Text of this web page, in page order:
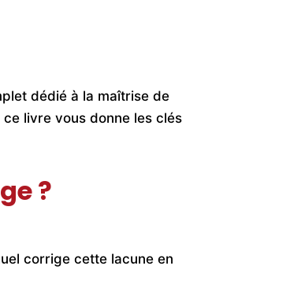
livre vous donne les clés
?
corrige cette lacune en